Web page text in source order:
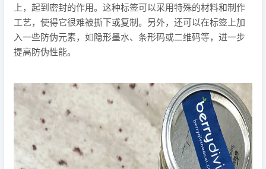
上，起到密封的作用。这种标签可以采用特殊的材料和制作
工艺，使得它很难被撕下或复制。另外，还可以在标签上加
入一些防伪元素，如隐形墨水、条形码或二维码等，进一步
提高防伪性能。